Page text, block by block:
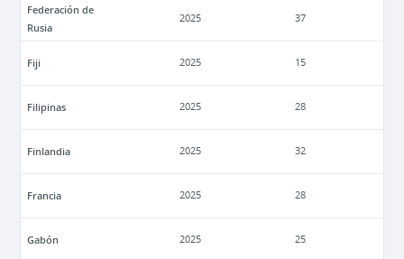
Federación de
Rusia
2025 37
Fiji 2025 15
Filipinas 2025 28
Finlandia 2025 32
Francia 2025 28
Gabón 2025 25